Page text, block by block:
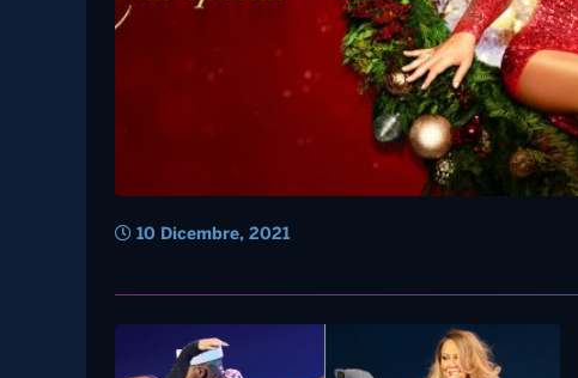
10 Dicembre, 2021